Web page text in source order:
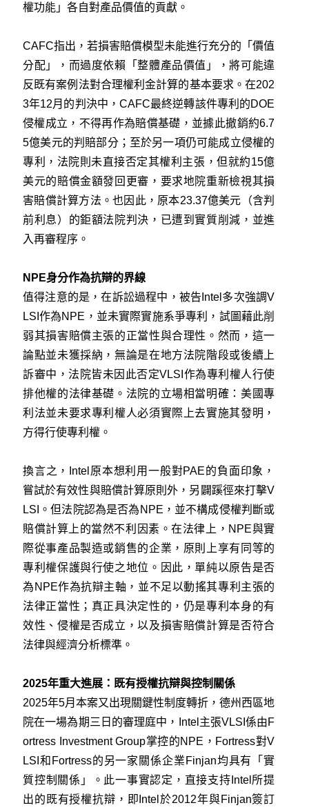
權功能」各自對產品價值的貢獻。
CAFC指出，若損害賠償模型未能進行充分的「價值
分配」，而過度依賴「整體產品價值」，將可能違
反既有案例法對合理權利金計算的基本要求。在202
3年12月的判決中，CAFC最終逆轉該件專利的DOE
侵權成立，不得再作為賠償基礎，並據此撤銷約6.7
5億美元的判賠部分；至於另一項仍可能成立侵權的
專利，法院則未直接否定其權利主張，但就約15億
美元的賠償金額發回更審，要求地院重新檢視其損
害賠償計算方法。也因此，原本23.37億美元（含判
前利息）的鉅額法院判決，已遭到實質削減，並進
入再審程序。
NPE身分作為抗辯的界線
值得注意的是，在訴訟過程中，被告Intel多次強調V
LSI作為NPE，並未實際實施系爭專利，試圖藉此削
弱其損害賠償主張的正當性與合理性。然而，這一
論點並未獲採納，無論是在地方法院階段或後續上
訴審中，法院皆未因此否定VLSI作為專利權人行使
排他權的法律基礎。法院的立場相當明確：美國專
利法並未要求專利權人必須實際上去實施其發明，
方得行使專利權。
換言之，Intel原本想利用一般對PAE的負面印象，
嘗試於有效性與賠償計算原則外，另闢蹊徑來打擊V
LSI。但法院認為是否為NPE，並不構成侵權判斷或
賠償計算上的當然不利因素。在法律上，NPE與實
際從事產品製造或銷售的企業，原則上享有同等的
專利權保護與行使之地位。因此，單純以原告是否
為NPE作為抗辯主軸，並不足以動搖其專利主張的
法律正當性；真正具決定性的，仍是專利本身的有
效性、侵權是否成立，以及損害賠償計算是否符合
法律與經濟分析標準。
2025年重大進展：既有授權抗辯與控制關係
2025年5月本案又出現關鍵性制度轉折，德州西區地
院在一場為期三日的審理庭中，Intel主張VLSI係由F
ortress Investment Group掌控的NPE，Fortress對V
LSI和Fortress的另一家關係企業Finjan均具有「實
質控制關係」。此一事實認定，直接支持Intel所提
出的既有授權抗辯，即Intel於2012年與Finjan簽訂